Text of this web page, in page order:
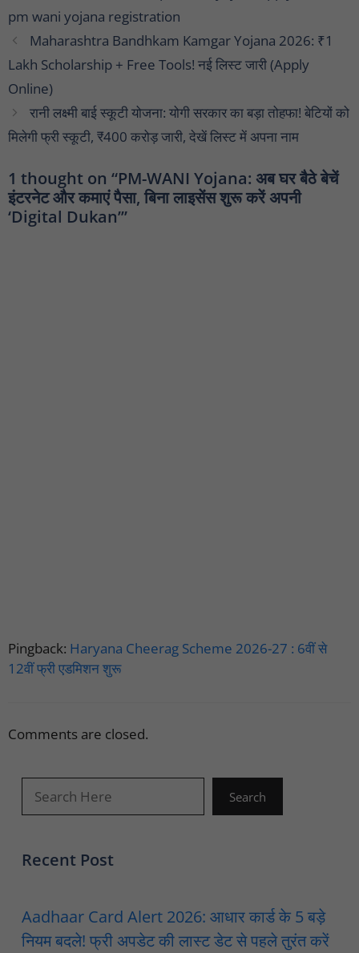
pm wani yojana registration
Maharashtra Bandhkam Kamgar Yojana 2026: ₹1
Lakh Scholarship + Free Tools! नई लिस्ट जारी (Apply
Online)
रानी लक्ष्मी बाई स्कूटी योजना: योगी सरकार का बड़ा तोहफा! बेटियों को
मिलेगी फ्री स्कूटी, ₹400 करोड़ जारी, देखें लिस्ट में अपना नाम
1 thought on “PM-WANI Yojana: अब घर बैठे बेचें
इंटरनेट और कमाएं पैसा, बिना लाइसेंस शुरू करें अपनी
‘Digital Dukan’”
Pingback: Haryana Cheerag Scheme 2026-27 : 6वीं से
12वीं फ्री एडमिशन शुरू
Comments are closed.
Search
Recent Post
Aadhaar Card Alert 2026: आधार कार्ड के 5 बड़े
नियम बदले! फ्री अपडेट की लास्ट डेट से पहले तुरंत करें